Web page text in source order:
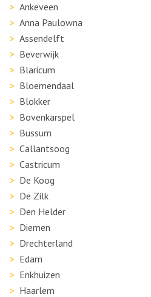
Ankeveen
Anna Paulowna
Assendelft
Beverwijk
Blaricum
Bloemendaal
Blokker
Bovenkarspel
Bussum
Callantsoog
Castricum
De Koog
De Zilk
Den Helder
Diemen
Drechterland
Edam
Enkhuizen
Haarlem